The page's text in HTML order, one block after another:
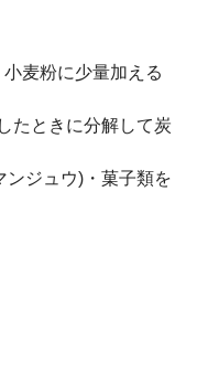
麦粉に少量加える
たときに分解して炭
ンジュウ)・菓子類を